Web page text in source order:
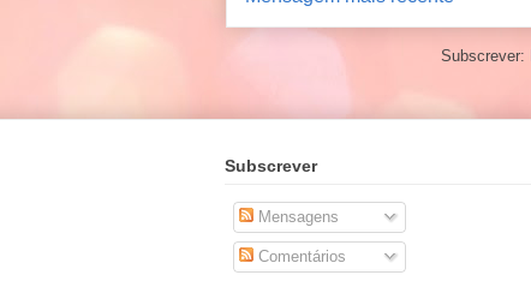
Subscrever:
Subscrever
Mensagens
Comentários